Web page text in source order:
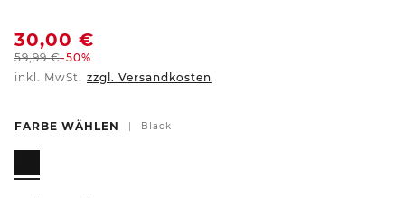
30,00 €
59,99€-50%
inkl. MwSt. zzgl. Versandkosten
FARBE WÄHLEN Black